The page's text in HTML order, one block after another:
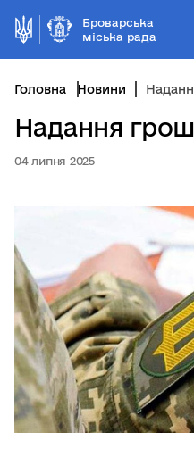
Броварська
міська рада
Головна Новини
Надання
04 липня 2025